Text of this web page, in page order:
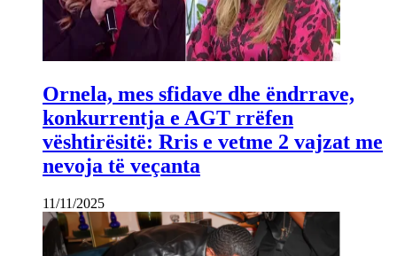
Ornela, mes sfidave dhe ëndrrave,
konkurrentja e AGT rrëfen
vështirësitë: Rris e vetme 2 vajzat me
nevoja të veçanta
11/11/2025